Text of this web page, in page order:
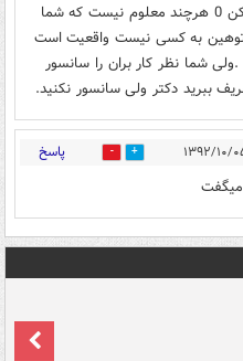
نداری کامنت را بگذاری سانسور هم نکن 0 هرچند معلوم نیست که شما
به کسی نیست واقعیت است
شما نظر کار بران را سانسور
ببرید دکتر ولی سانسور نکنید.
0 پاسخ